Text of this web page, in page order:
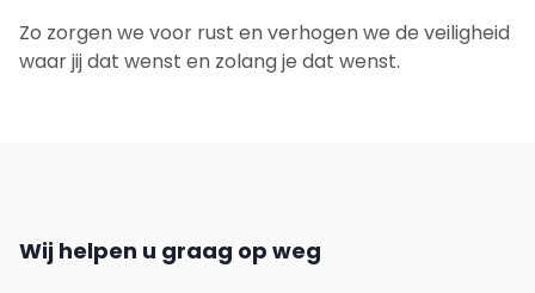
Zo zorgen we voor rust en verhogen we de veiligheid
waar jij dat wenst en zolang je dat wenst.
Wij helpen u graag op weg